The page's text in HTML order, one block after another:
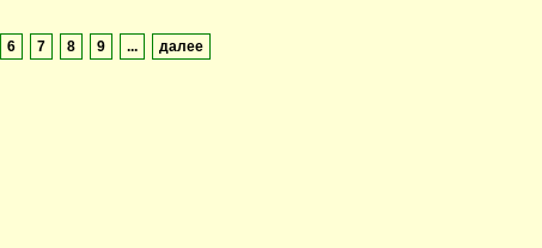
6 7 8 9 ... далее